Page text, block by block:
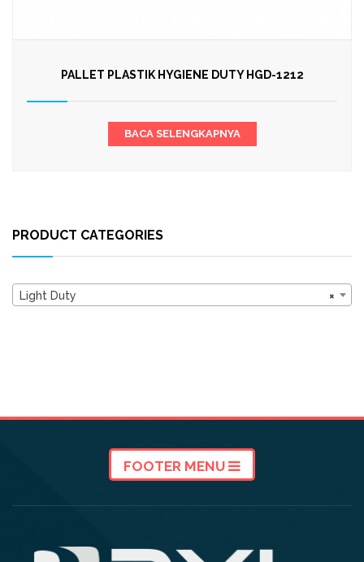
PALLET PLASTIK HYGIENE DUTY HGD-1212
BACA SELENGKAPNYA
PRODUCT CATEGORIES
×
Light Duty
FOOTER MENU